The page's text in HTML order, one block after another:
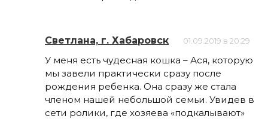
Светлана, г. Хабаровск 01.09.2019 в 20:29
У меня есть чудесная кошка – Ася, которую
мы завели практически сразу после
рождения ребенка. Она сразу же стала
членом нашей небольшой семьи. Увидев в
сети ролики, где хозяева «подкалывают»